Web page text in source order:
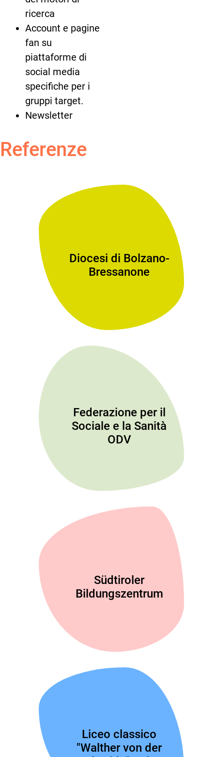
ricerca
Account e pagine
fan su
piattaforme di
social media
specifiche per i
gruppi target.
Newsletter
Referenze
Diocesi di Bolzano-
Bressanone
Federazione per il
Sociale e la Sanità
ODV
Südtiroler
Bildungszentrum
Liceo classico
"Walther von der